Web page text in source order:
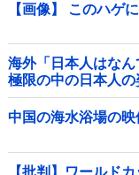
【画像】 このハゲ
海外「日本人はな
極限の中の日本人
中国の海水浴場の映
【批判】ワールド